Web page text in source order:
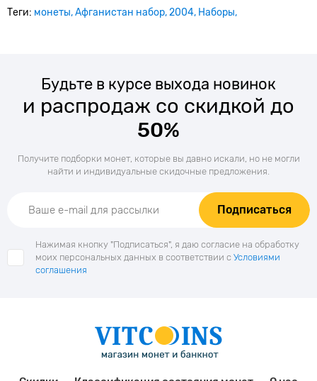
Теги: монеты Афганистан набор 2004 Наборы
Будьте в курсе выхода новинок
и распродаж со скидкой до
50%
Получите подборки монет, которые вы давно искали, но не могли
найти и индивидуальные скидочные предложения.
Подписаться
Нажимая кнопку "Подписаться", я даю согласие на обработку
моих персональных данных в соответствии с Условиями
соглашения